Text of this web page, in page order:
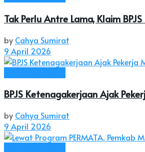
Tak Perlu Antre Lama, Klaim
by Cahya Sumirat
9 April 2026
BPJS Ketenagakerjaan Ajak
by Cahya Sumirat
9 April 2026